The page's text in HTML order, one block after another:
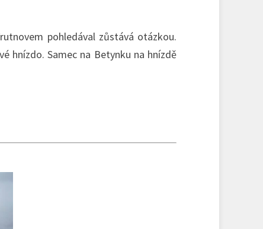
pohledával zůstává otázkou.
hnízdo. Samec na Betynku na hnízdě